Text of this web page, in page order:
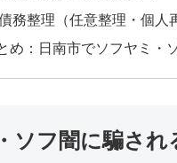
務整理（任意整理・個人
め：日南市でソフヤミ・
ソフ闇に騙され